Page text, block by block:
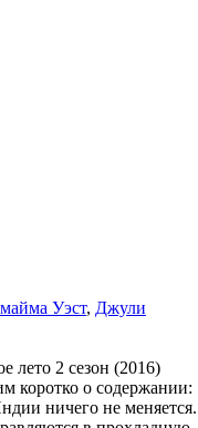
Уэст, Джули
лето 2 сезон (2016)
коротко о содержании:
ничего не меняется.